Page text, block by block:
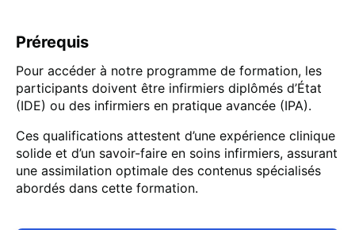
Prérequis
Pour accéder à notre programme de formation, les
participants doivent être infirmiers diplômés d’État
(IDE) ou des infirmiers en pratique avancée (IPA).
Ces qualifications attestent d’une expérience clinique
solide et d’un savoir-faire en soins infirmiers, assurant
une assimilation optimale des contenus spécialisés
abordés dans cette formation.